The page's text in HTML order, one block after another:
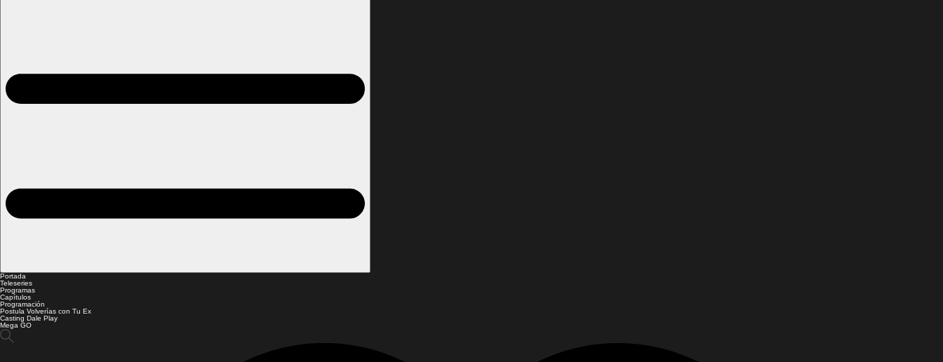
Portada
Teleseries
Programas
Capítulos
Programación
Postula Volverías con Tu Ex
Casting Dale Play
Mega GO